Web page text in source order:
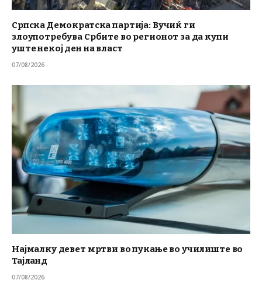
Српска Демократска партија: Вучиќ ги
злоупотребува Србите во регионот за да купи
уште некој ден на власт
07/08/2026
Најмалку девет мртви во пукање во училиште во
Тајланд
07/08/2026